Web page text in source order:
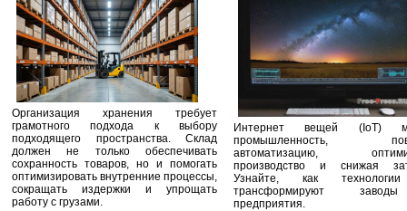
Организация хранения требует
грамотного подхода к выбору
подходящего пространства. Склад
должен не только обеспечивать
сохранность товаров, но и помогать
оптимизировать внутренние процессы,
сокращать издержки и упрощать
работу с грузами.
Интернет вещей (IoT)
промышленность,
автоматизацию,
производство и снижая
Узнайте, как
трансформируют
предприятия.